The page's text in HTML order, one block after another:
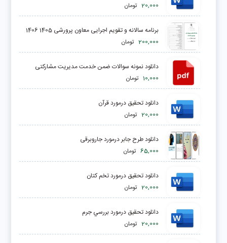
20,000 تومان
برنامه سالانه و تقویم اجرایی معاون پرورشی 1405 1406
200,000 تومان
دانلود نمونه سوالات ضمن خدمت مدیریت مشارکتی
10,000 تومان
دانلود تحقیق درمورد قرآن
20,000 تومان
دانلود طرح جابر درمورد جاروبرقی
65,000 تومان
دانلود تحقیق درمورد تخم کتان
20,000 تومان
دانلود تحقیق درمورد بررسي جرم
20,000 تومان